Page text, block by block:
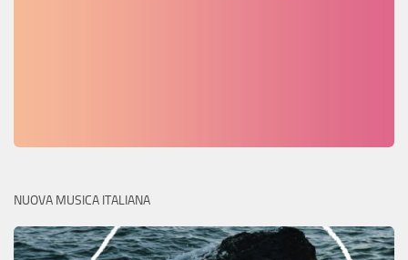
NUOVA MUSICA ITALIANA